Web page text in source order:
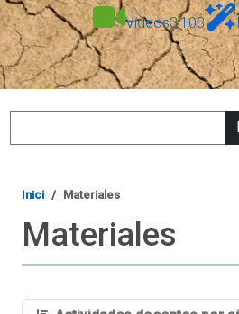
Vídeos3,103
Inici Materiales
Materiales